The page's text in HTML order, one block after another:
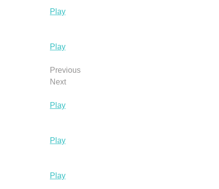
Play
Play
Previous
Next
Play
Play
Play